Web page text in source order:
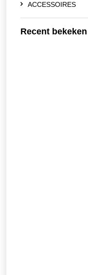
ACCESSOIRES
Recent bekeken